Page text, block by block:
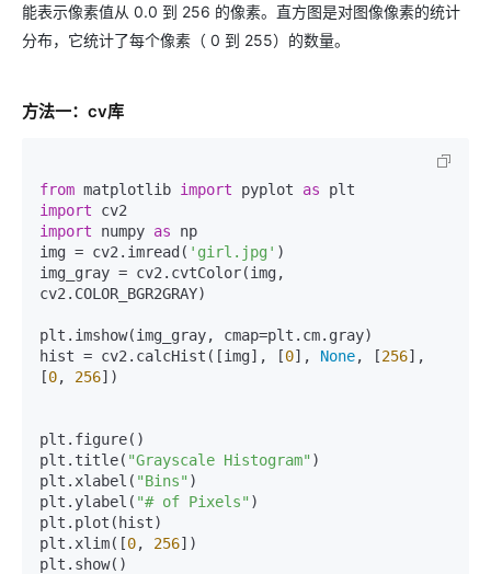
能表示像素值从 0.0 到 256 的像素。直方图是对图像像素的统计
分布，它统计了每个像素（ 0 到 255）的数量。
方法一：cv库
from matplotlib import pyplot as
import
import numpy as np
img = cv2.imread( 'girl.jpg' )
img_gray = cv2.cvtColor(img,
cv2.COLOR_BGR2GRAY)
plt.imshow(img_gray, cmap=plt.cm.gray)
hist = cv2.calcHist([img], [0], None, [256],
[0, 256])
plt.figure()
plt.title( "Grayscale Histogram" )
plt.xlabel( "Bins" )
plt.ylabel( "# of Pixels" )
plt.plot(hist)
plt.xlim([0, 256])
plt.show()